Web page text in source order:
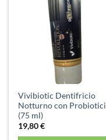
Vivibiotic Dentifricio
Notturno con Probiotici
(75 ml)
19,80€